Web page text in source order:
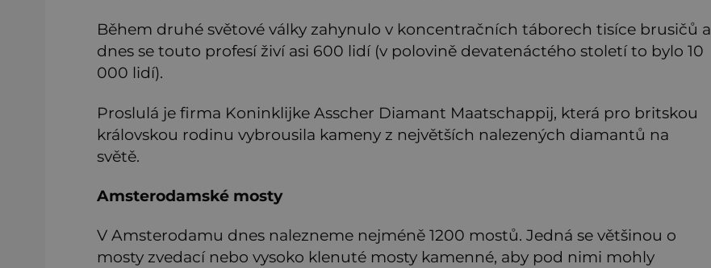
Během druhé světové války zahynulo v koncentračních táborech tisíce brusičů a
dnes se touto profesí živí asi 600 lidí (v polovině devatenáctého století to bylo 10
000 lidí).
Proslulá je firma Koninklijke Asscher Diamant Maatschappij, která pro britskou
královskou rodinu vybrousila kameny z největších nalezených diamantů na
světě.
Amsterodamské mosty
V Amsterodamu dnes nalezneme nejméně 1200 mostů. Jedná se většinou o
mosty zvedací nebo vysoko klenuté mosty kamenné, aby pod nimi mohly